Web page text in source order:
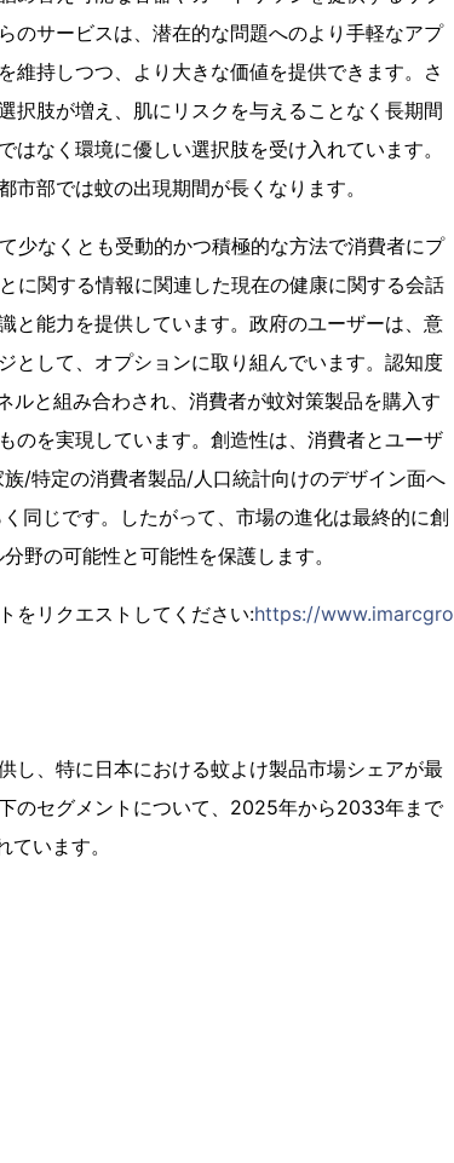
のサービスは、潜在的な問題へのより手軽なアプ
維持しつつ、より大きな価値を提供できます。さ
択肢が増え、肌にリスクを与えることなく長期間
なく環境に優しい選択肢を受け入れています。
部では蚊の出現期間が長くなります。
少なくとも受動的かつ積極的な方法で消費者にプ
に関する情報に関連した現在の健康に関する会話
と能力を提供しています。政府のユーザーは、意
として、オプションに取り組んでいます。認知度
ルと組み合わされ、消費者が蚊対策製品を購入す
のを実現しています。創造性は、消費者とユーザ
/特定の消費者製品/人口統計向けのデザイン面へ
同じです。したがって、市場の進化は最終的に創
野の可能性と可能性を保護します。
をリクエストしてください:https://www.imarcgro
し、特に日本における蚊よけ製品市場シェアが最
のセグメントについて、2025年から2033年まで
います。